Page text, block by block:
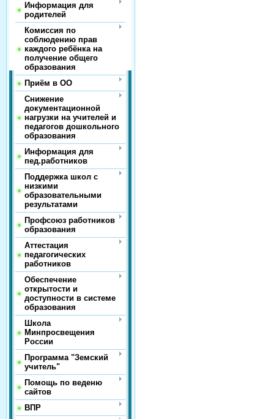
Информация для
родителей
Комиссия по
соблюдению прав
каждого ребёнка на
получение общего
образования
Приём в ОО
Снижение
документационной
нагрузки на учителей и
педагогов дошкольного
образования
Информация для
пед.работников
Поддержка школ с
низкими
образовательными
результатами
Профсоюз работников
образования
Аттестация
педагогических
работников
Обеспечение
открытости и
доступности в системе
образования
Школа
Минпросвещения
России
Программа "Земский
учитель"
Помощь по веденю
сайтов
ВПР